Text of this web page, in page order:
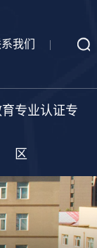
我们 |
专业认证专
区